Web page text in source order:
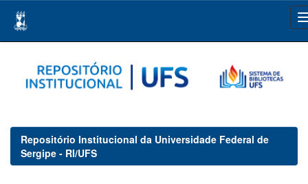
navigation
Repositório Institucional da Universidade Federal de
Sergipe - RI/UFS